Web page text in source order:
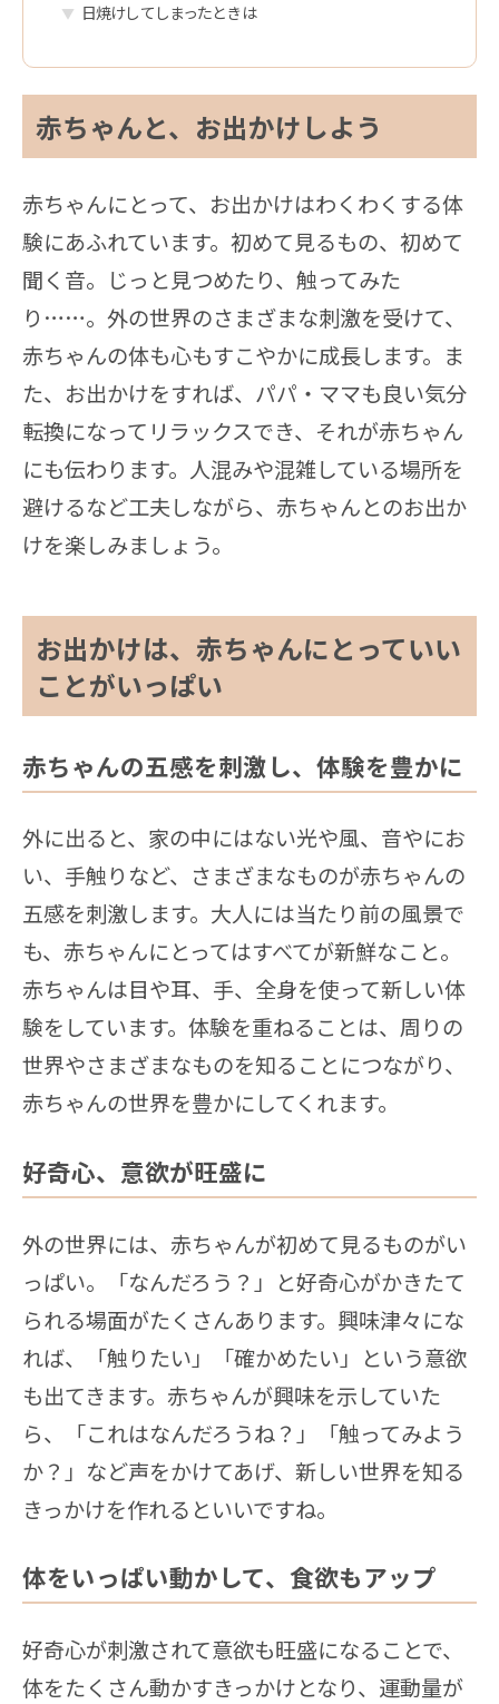
日焼けしてしまったときは
赤ちゃんと、お出かけしよう
赤ちゃんにとって、お出かけはわくわくする体
験にあふれています。初めて見るもの、初めて
聞く音。じっと見つめたり、触ってみた
り……。外の世界のさまざまな刺激を受けて、
赤ちゃんの体も心もすこやかに成長します。ま
た、お出かけをすれば、パパ・ママも良い気分
転換になってリラックスでき、それが赤ちゃん
にも伝わります。人混みや混雑している場所を
避けるなど工夫しながら、赤ちゃんとのお出か
けを楽しみましょう。
お出かけは、赤ちゃんにとっていい
ことがいっぱい
赤ちゃんの五感を刺激し、体験を豊かに
外に出ると、家の中にはない光や風、音やにお
い、手触りなど、さまざまなものが赤ちゃんの
五感を刺激します。大人には当たり前の風景で
も、赤ちゃんにとってはすべてが新鮮なこと。
赤ちゃんは目や耳、手、全身を使って新しい体
験をしています。体験を重ねることは、周りの
世界やさまざまなものを知ることにつながり、
赤ちゃんの世界を豊かにしてくれます。
好奇心、意欲が旺盛に
外の世界には、赤ちゃんが初めて見るものがい
っぱい。「なんだろう？」と好奇心がかきたて
られる場面がたくさんあります。興味津々にな
れば、「触りたい」「確かめたい」という意欲
も出てきます。赤ちゃんが興味を示していた
ら、「これはなんだろうね？」「触ってみよう
か？」など声をかけてあげ、新しい世界を知る
きっかけを作れるといいですね。
体をいっぱい動かして、食欲もアップ
好奇心が刺激されて意欲も旺盛になることで、
体をたくさん動かすきっかけとなり、運動量が